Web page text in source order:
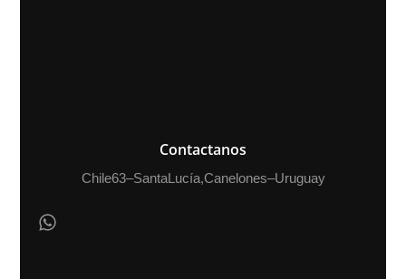
Contactanos
Chile 63 – Santa Lucía, Canelones – Uruguay